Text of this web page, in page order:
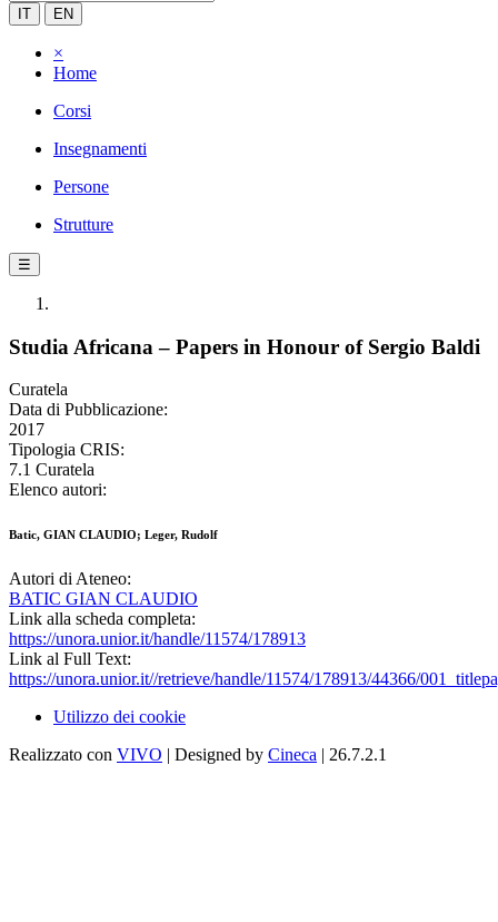
IT EN
×
Home
Corsi
Insegnamenti
Persone
Strutture
☰
Studia Africana – Papers in Honour of Sergio Baldi
Curatela
Data di Pubblicazione:
2017
Tipologia CRIS:
7.1 Curatela
Elenco autori:
Batic, GIAN CLAUDIO; Leger, Rudolf
Autori di Ateneo:
BATIC GIAN CLAUDIO
Link alla scheda completa:
https://unora.unior.it/handle/11574/178913
Link al Full Text:
https://unora.unior.it//retrieve/handle/11574/178913/44366/
Utilizzo dei cookie
Realizzato con VIVO | Designed by Cineca | 26.7.2.1